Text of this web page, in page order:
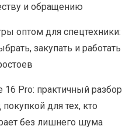
и обращению
оптом для спецтехники:
закупать и работать
16 Pro: практичный разбор
для тех, кто
без лишнего шума